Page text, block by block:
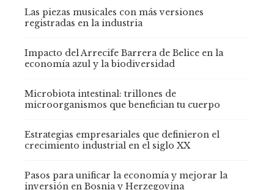
Las piezas musicales con más versiones
registradas en la industria
Impacto del Arrecife Barrera de Belice en la
economía azul y la biodiversidad
Microbiota intestinal: trillones de
microorganismos que benefician tu cuerpo
Estrategias empresariales que definieron el
crecimiento industrial en el siglo XX
Pasos para unificar la economía y mejorar la
inversión en Bosnia y Herzegovina